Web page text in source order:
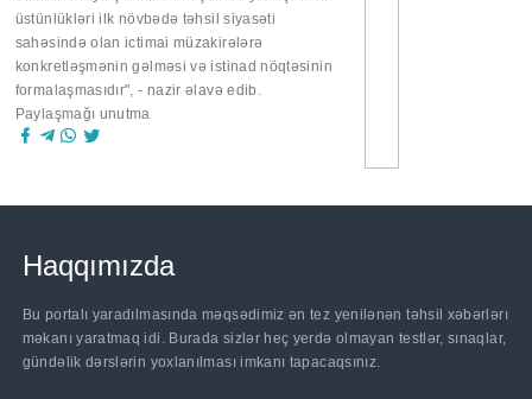
üstünlükləri ilk növbədə təhsil siyasəti
sahəsində olan ictimai müzakirələrə
konkretləşmənin gəlməsi və istinad nöqtəsinin
formalaşmasıdır", - nazir əlavə edib.
Paylaşmağı unutma
Haqqımızda
Bu portalı yaradılmasında məqsədimiz ən tez yenilənən təhsil xəbərlərı
məkanı yaratmaq idi. Burada sizlər heç yerdə olmayan testlər, sınaqlar,
gündəlik dərslərin yoxlanılması imkanı tapacaqsınız.